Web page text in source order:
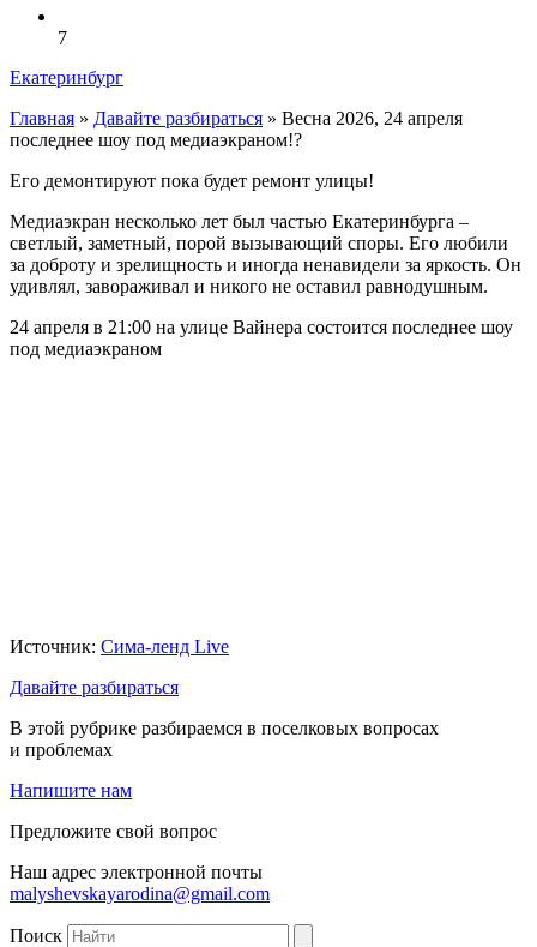
7
Екатеринбург
Главная » Давайте разбираться » Весна 2026, 24 апреля
последнее шоу под медиаэкраном!?
Его демонтируют пока будет ремонт улицы!
Медиаэкран несколько лет был частью Екатеринбурга –
светлый, заметный, порой вызывающий споры. Его любили
за доброту и зрелищность и иногда ненавидели за яркость. Он
удивлял, завораживал и никого не оставил равнодушным.
24 апреля в 21:00 на улице Вайнера состоится последнее шоу
под медиаэкраном
Источник: Сима-ленд Live
Давайте разбираться
В этой рубрике разбираемся в поселковых вопросах
и проблемах
Напишите нам
Предложите свой вопрос
Наш адрес электронной почты
malyshevskayarodina@gmail.com
Поиск